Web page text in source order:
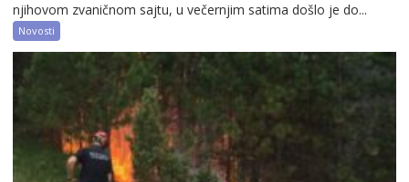
njihovom zvaničnom sajtu, u večernjim satima došlo je do...
Novosti